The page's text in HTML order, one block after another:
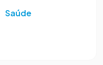
Saúde